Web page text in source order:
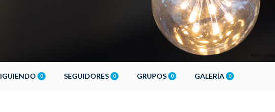
0 SEGUIDORES 0 GRUPOS 0 GALERÍA 0